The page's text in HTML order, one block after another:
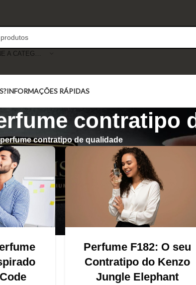
SELECIONE A CATEGORIA
INFORMAÇÕES RÁPIDAS
contratipo
perfume contratipo de qualidade
Perfume F182: O seu
Contratipo do Kenzo
Jungle Elephant